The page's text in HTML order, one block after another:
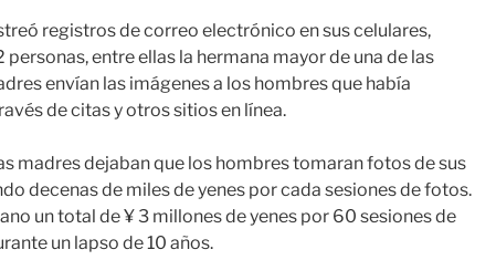
registros de correo electrónico en sus celulares,
personas, entre ellas la hermana mayor de una de las
envían las imágenes a los hombres que había
de citas y otros sitios en línea.
madres dejaban que los hombres tomaran fotos de sus
decenas de miles de yenes por cada sesiones de fotos.
un total de ¥ 3 millones de yenes por 60 sesiones de
un lapso de 10 años.